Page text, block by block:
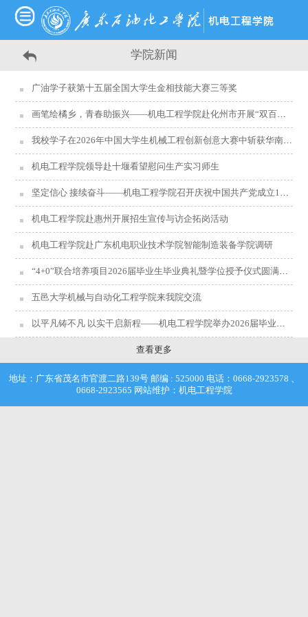
学院新闻
广油学子获第十五届全国大学生金相技能大赛三等奖
画笔绘橘乡，青春助振兴——机电工程学院赴化州市开展“双百行动”
我校学子在2026年中国大学生机械工程创新创意大赛中斩获华南赛区二等奖
机电工程学院领导赴十堰看望慰问生产实习师生
坚定信心 接续奋斗——机电工程学院召开庆祝中国共产党成立105周年座谈会
机电工程学院赴惠州开展招生宣传与访企拓岗活动
机电工程学院赴广东机电职业技术学院智能制造装备学院调研
“4+0”联合培养项目2026届毕业生毕业典礼暨学位授予仪式圆满举行
五邑大学机械与自动化工程学院来我院交流
以平凡铸不凡 以实干启新程——机电工程学院举办2026届毕业典礼暨学位授予仪式
查看更多
地址：广东省茂名市官渡二路139号 邮编 : 525000 电话：0668-2923578 、
0668-2923565 网站维护：机电工程学院